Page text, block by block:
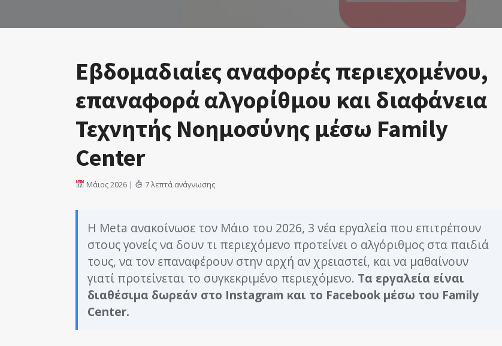
Εβδομαδιαίες αναφορές περιεχομένου,
επαναφορά αλγορίθμου και διαφάνεια
Τεχνητής Νοημοσύνης μέσω Family
Center
Μάιος 2026 | 7 λεπτά ανάγνωσης
Η Meta ανακοίνωσε τον Μάιο του 2026, 3 νέα εργαλεία που επιτρέπουν
στους γονείς να δουν τι περιεχόμενο προτείνει ο αλγόριθμος στα παιδιά
τους, να τον επαναφέρουν στην αρχή αν χρειαστεί, και να μαθαίνουν
γιατί προτείνεται το συγκεκριμένο περιεχόμενο. Τα εργαλεία είναι
διαθέσιμα δωρεάν στο Instagram και το Facebook μέσω του Family
Center.